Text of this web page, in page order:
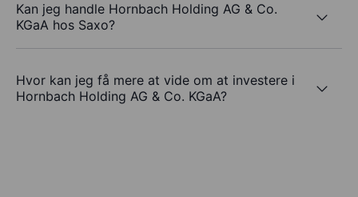
Kan jeg handle Hornbach Holding AG & Co.
KGaA hos Saxo?
Hvor kan jeg få mere at vide om at investere i
Hornbach Holding AG & Co. KGaA?